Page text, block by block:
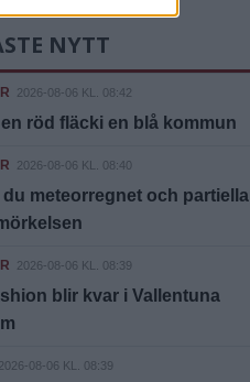
NYTT
2026-08-06 KL. 08:42
en röd fläcki en blå kommun
2026-08-06 KL. 08:40
du meteorregnet och partiella
2026-08-06 KL. 08:39
blir kvar i Vallentuna
2026-08-06 KL. 08:39